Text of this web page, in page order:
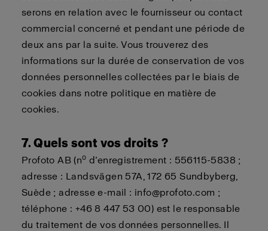
serons en relation avec le fournisseur ou contact
commercial concerné et pendant une période de
deux ans par la suite. Vous trouverez des
informations sur la durée de conservation de vos
données personnelles collectées par le biais de
cookies dans notre politique en matière de
cookies.
7. Quels sont vos droits ?
Profoto AB (no d’enregistrement : 556115-5838 ;
adresse : Landsvägen 57A, 172 65 Sundbyberg,
Suède ; adresse e-mail : info@profoto.com ;
téléphone : +46 8 447 53 00) est le responsable
du traitement de vos données personnelles. Il